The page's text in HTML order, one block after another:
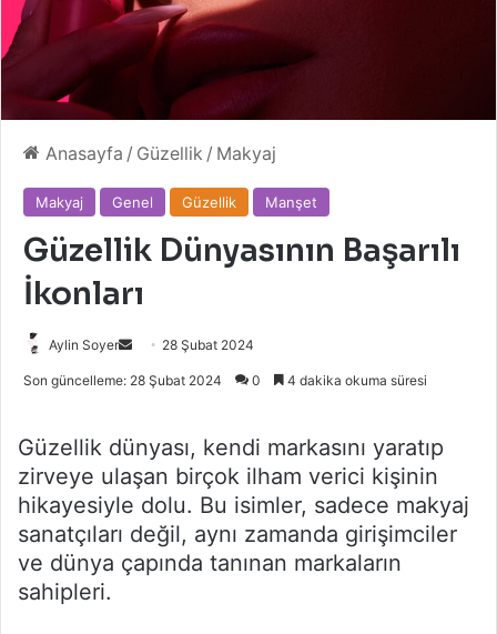
Anasayfa / Güzellik / Makyaj
Makyaj Genel Güzellik Manşet
Güzellik Dünyasının Başarılı
İkonları
Aylin Soyer
Bir
28 Şubat 2024
Son güncelleme: 28 Şubat 2024 0 4 dakika okuma süresi
Güzellik dünyası, kendi markasını yaratıp
zirveye ulaşan birçok ilham verici kişinin
hikayesiyle dolu. Bu isimler, sadece makyaj
sanatçıları değil, aynı zamanda girişimciler
ve dünya çapında tanınan markaların
sahipleri.